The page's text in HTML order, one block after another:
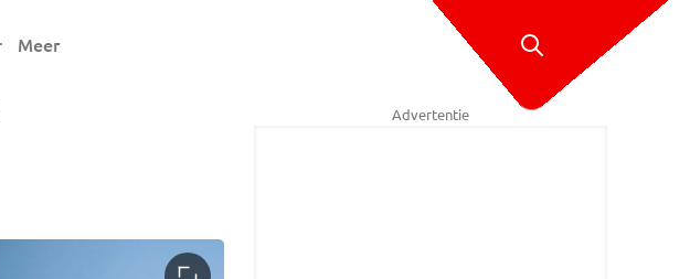
Meer
Advertentie